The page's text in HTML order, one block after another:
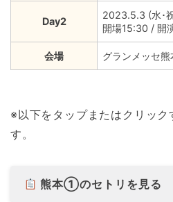
Day2
2023.5.3 (水･
開場15:30 / 開
会場 グランメッセ熊
※以下をタップまたはクリック
す。
熊本①のセトリを見る